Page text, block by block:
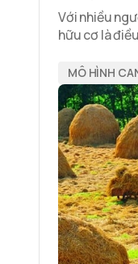
Với nhiều
hữu cơ là
MÔ HÌNH